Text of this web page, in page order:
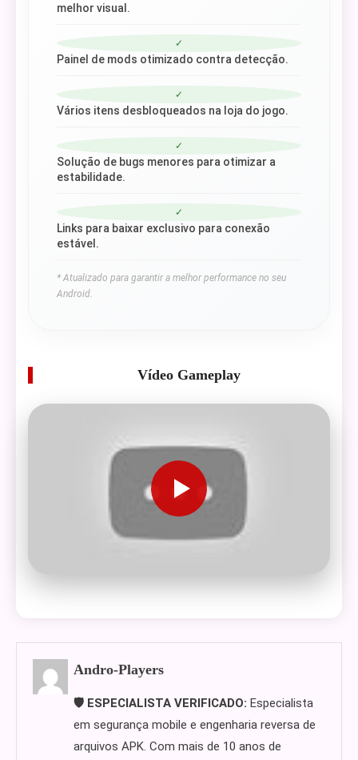
melhor visual.
✓
Painel de mods otimizado contra detecção.
✓
Vários itens desbloqueados na loja do jogo.
✓
Solução de bugs menores para otimizar a
estabilidade.
✓
Links para baixar exclusivo para conexão
estável.
* Atualizado para garantir a melhor performance no seu
Android.
Vídeo Gameplay
Andro-Players
🛡️ ESPECIALISTA VERIFICADO: Especialista
em segurança mobile e engenharia reversa de
arquivos APK. Com mais de 10 anos de